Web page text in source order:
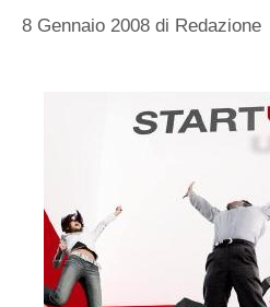
8 Gennaio 2008 di Redazione